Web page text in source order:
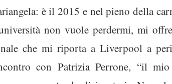
è il 2015 e nel pieno della
non vuole perdermi, mi
che mi riporta a Liverpool a
con Patrizia Perrone, “il mio